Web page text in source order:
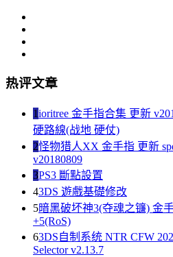
热评文章
1ioritree 金手指合集 更新
硬路線(战地 硬仗)
2怪物猎人XX 金手指 更新
v20180809
3PS3 斷點設置
43DS 遊戲基礎修改
5暗黑破坏神3(夺魂之镰) 金
+5(RoS)
63DS自制系统 NTR CFW
Selector v2.13.7